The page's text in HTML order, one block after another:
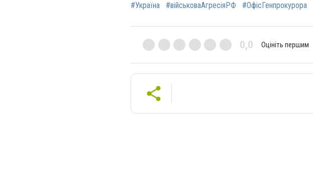
#Україна #військоваАгресіяРФ #ОфісГенпрокурора
0,0 Оцініть першим